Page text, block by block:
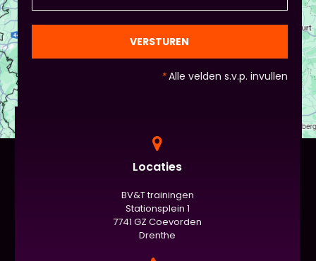
VERSTUREN
*Alle velden s.v.p. invullen
Locaties
BV&T trainingen
Stationsplein 1
7741 GZ Coevorden
Drenthe